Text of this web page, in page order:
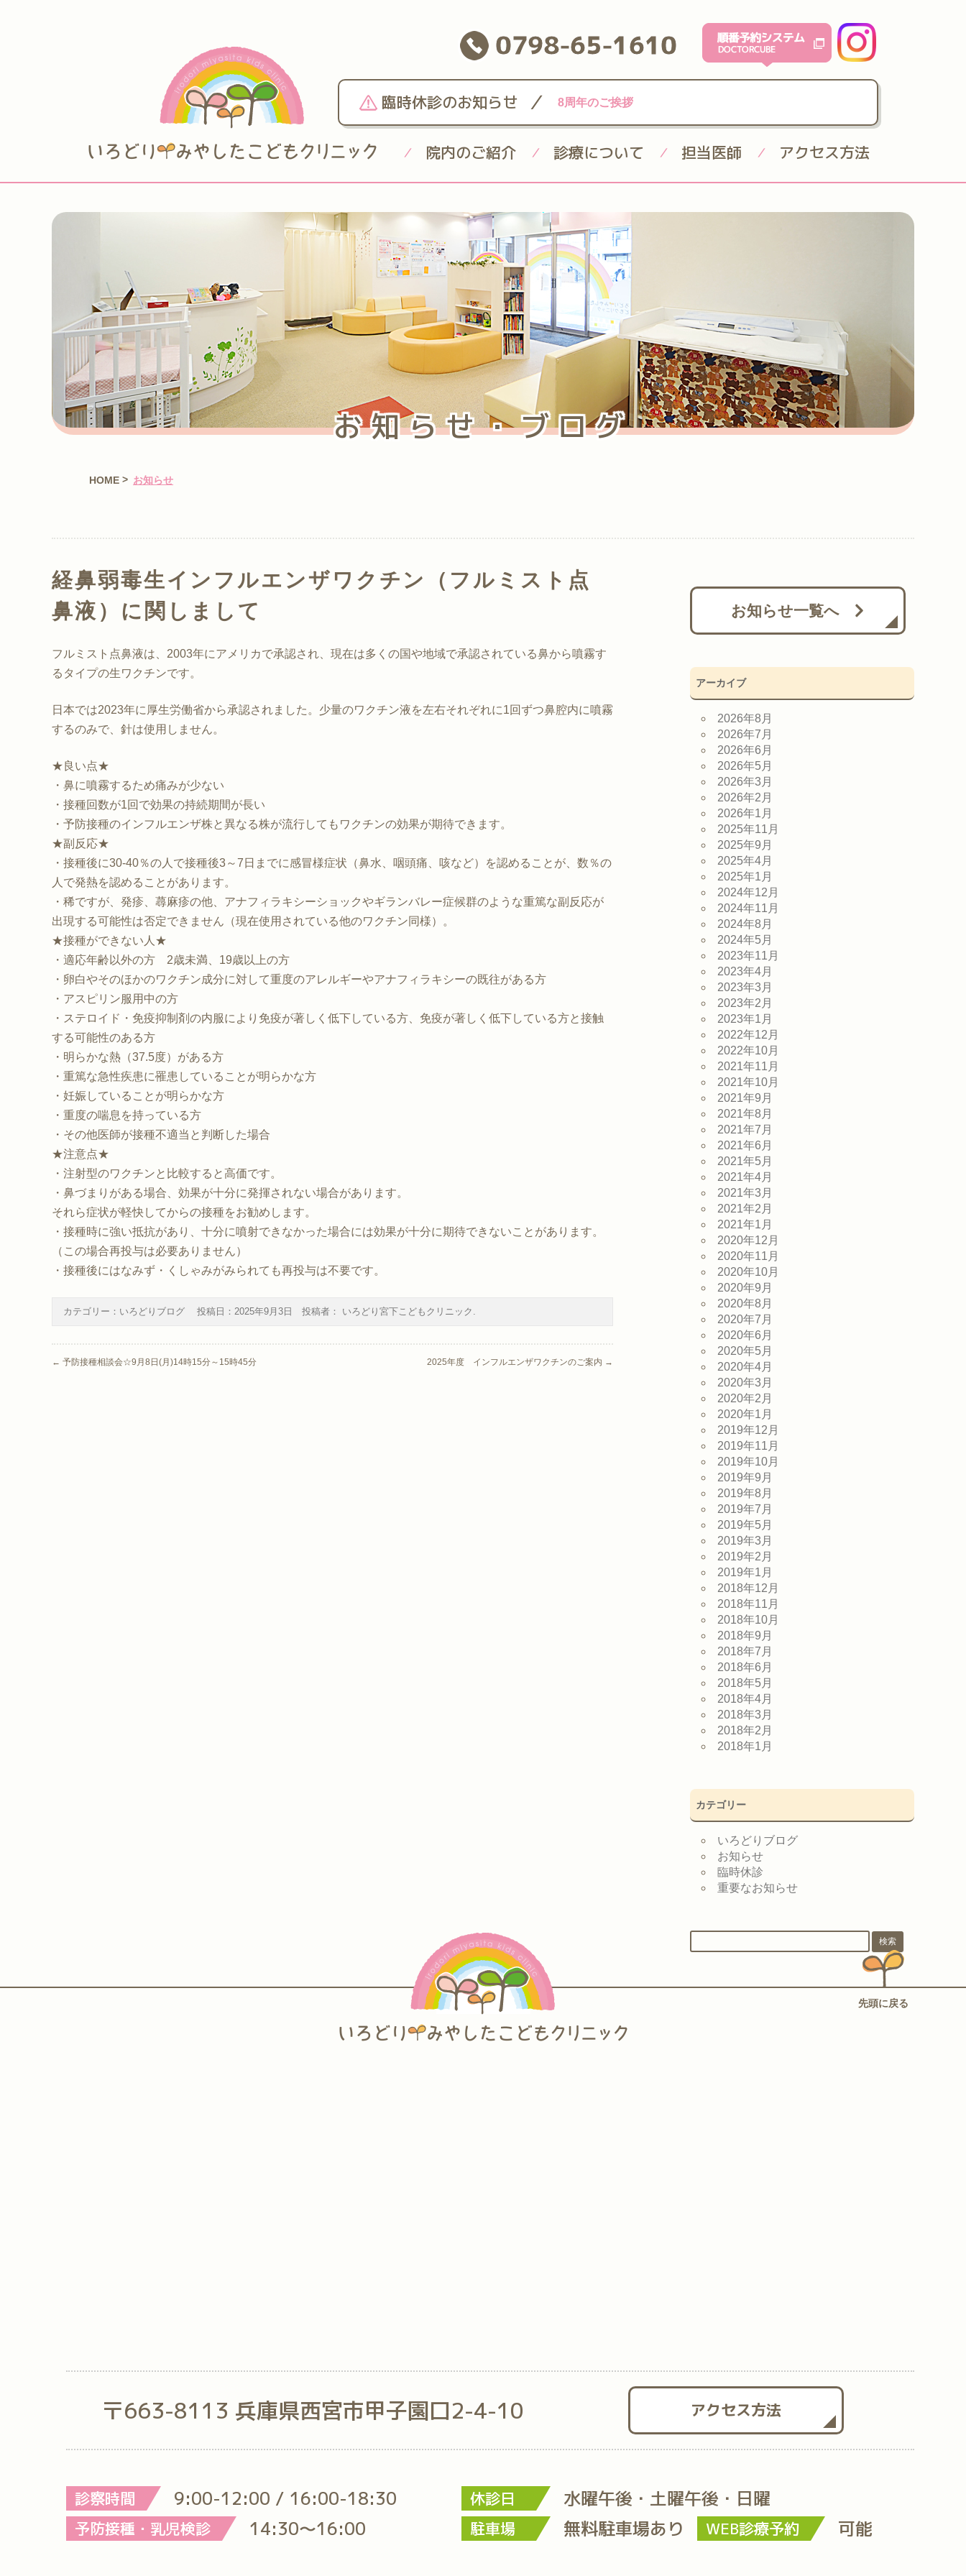
0798-65-1610
臨時休診のお知らせ / 8周年のご挨拶
/ 院内のご紹介 / 診療について / 担当医師 / アクセス方法
お知らせ・ブログ
HOME > お知らせ
経鼻弱毒生インフルエンザワクチン（フルミスト点
鼻液）に関しまして
フルミスト点鼻液は、2003年にアメリカで承認され、現在は多くの国や地域で承認されている鼻から噴霧す
るタイプの生ワクチンです。
日本では2023年に厚生労働省から承認されました。少量のワクチン液を左右それぞれに1回ずつ鼻腔内に噴霧
するのみで、針は使用しません。
★良い点★
・鼻に噴霧するため痛みが少ない
・接種回数が1回で効果の持続期間が長い
・予防接種のインフルエンザ株と異なる株が流行してもワクチンの効果が期待できます。
★副反応★
・接種後に30-40％の人で接種後3～7日までに感冒様症状（鼻水、咽頭痛、咳など）を認めることが、数％の
人で発熱を認めることがあります。
・稀ですが、発疹、蕁麻疹の他、アナフィラキシーショックやギランバレー症候群のような重篤な副反応が
出現する可能性は否定できません（現在使用されている他のワクチン同様）。
★接種ができない人★
・適応年齢以外の方 2歳未満、19歳以上の方
・卵白やそのほかのワクチン成分に対して重度のアレルギーやアナフィラキシーの既往がある方
・アスピリン服用中の方
・ステロイド・免疫抑制剤の内服により免疫が著しく低下している方、免疫が著しく低下している方と接触
する可能性のある方
・明らかな熱（37.5度）がある方
・重篤な急性疾患に罹患していることが明らかな方
・妊娠していることが明らかな方
・重度の喘息を持っている方
・その他医師が接種不適当と判断した場合
★注意点★
・注射型のワクチンと比較すると高価です。
・鼻づまりがある場合、効果が十分に発揮されない場合があります。
それら症状が軽快してからの接種をお勧めします。
・接種時に強い抵抗があり、十分に噴射できなかった場合には効果が十分に期待できないことがあります。
（この場合再投与は必要ありません）
・接種後にはなみず・くしゃみがみられても再投与は不要です。
カテゴリー： いろどりブログ 投稿日： 2025年9月3日 投稿者： いろどり宮下こどもクリニック .
Post navigation
← 予防接種相談会☆9月8日(月)14時15分～15時45分 2025年度 インフルエンザワクチンのご案内 →
お知らせ一覧へ
アーカイブ
2026年8月
2026年7月
2026年6月
2026年5月
2026年3月
2026年2月
2026年1月
2025年11月
2025年9月
2025年4月
2025年1月
2024年12月
2024年11月
2024年8月
2024年5月
2023年11月
2023年4月
2023年3月
2023年2月
2023年1月
2022年12月
2022年10月
2021年11月
2021年10月
2021年9月
2021年8月
2021年7月
2021年6月
2021年5月
2021年4月
2021年3月
2021年2月
2021年1月
2020年12月
2020年11月
2020年10月
2020年9月
2020年8月
2020年7月
2020年6月
2020年5月
2020年4月
2020年3月
2020年2月
2020年1月
2019年12月
2019年11月
2019年10月
2019年9月
2019年8月
2019年7月
2019年5月
2019年3月
2019年2月
2019年1月
2018年12月
2018年11月
2018年10月
2018年9月
2018年7月
2018年6月
2018年5月
2018年4月
2018年3月
2018年2月
2018年1月
カテゴリー
いろどりブログ
お知らせ
臨時休診
重要なお知らせ
先頭に戻る
〒663-8113 兵庫県西宮市甲子園口2-4-10 アクセス方法
診察時間 9:00-12:00 / 16:00-18:30
予防接種・乳児検診 14:30～16:00
休診日 水曜午後・土曜午後・日曜
駐車場 無料駐車場あり WEB診療予約 可能